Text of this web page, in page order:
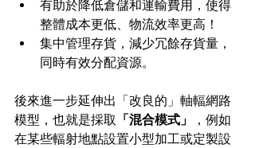
有助於降低倉儲和運輸費用，使得
整體成本更低、物流效率更高！
集中管理存貨，減少冗餘存貨量，
同時有效分配資源。
後來進一步延伸出「改良的」軸輻網路
模型，也就是採取 「混合模式」
，例如
在某些輻射地點設置小型加工或定製設